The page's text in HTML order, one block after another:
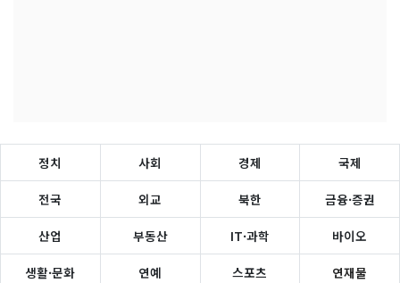
정치 사회 경제 국제
전국 외교 북한 금융·증권
산업 부동산 IT·과학 바이오
생활·문화 연예 스포츠 연재물